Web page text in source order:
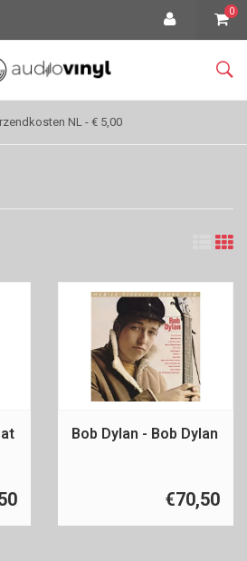
0
NL - € 5,00
Bob Dylan - Bob Dylan
€70,50